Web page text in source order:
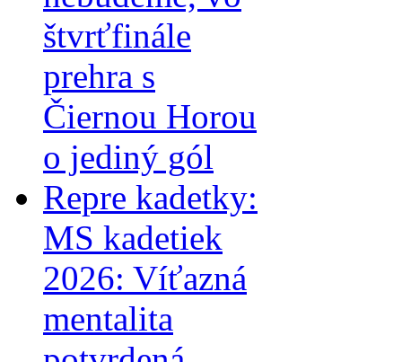
štvrťfinále
prehra s
Čiernou Horou
o jediný gól
Repre kadetky:
MS kadetiek
2026: Víťazná
mentalita